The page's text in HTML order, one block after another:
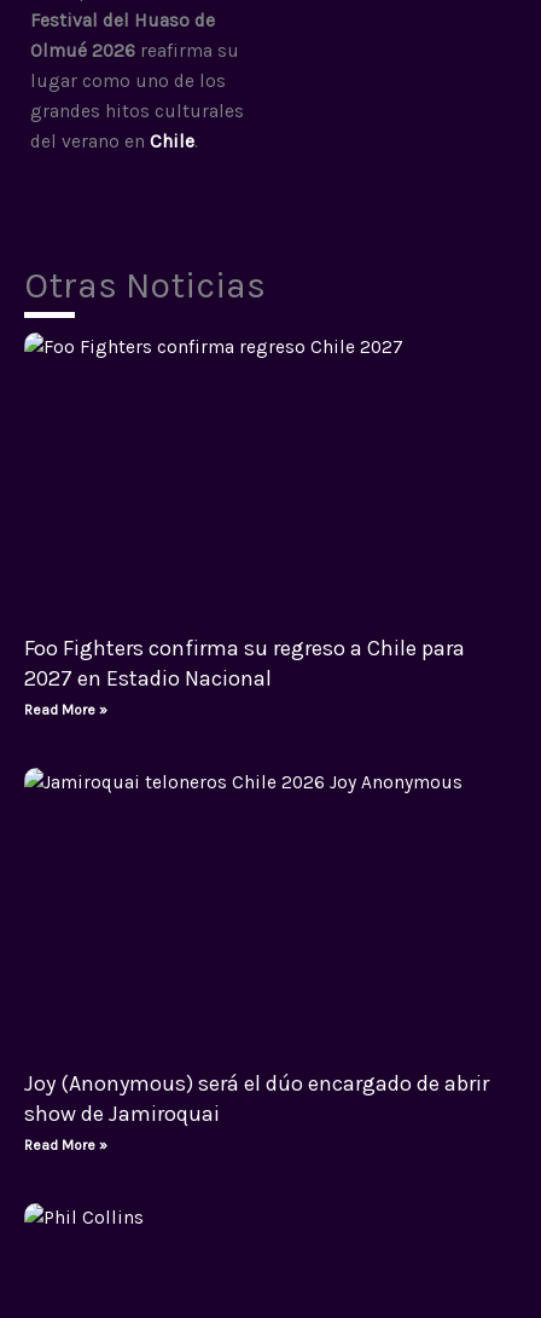
Festival del Huaso de
Olmué 2026 reafirma su
lugar como uno de los
grandes hitos culturales
del verano en Chile.
Otras Noticias
Foo Fighters confirma su regreso a Chile para
2027 en Estadio Nacional
Read More »
Joy (Anonymous) será el dúo encargado de abrir
show de Jamiroquai
Read More »